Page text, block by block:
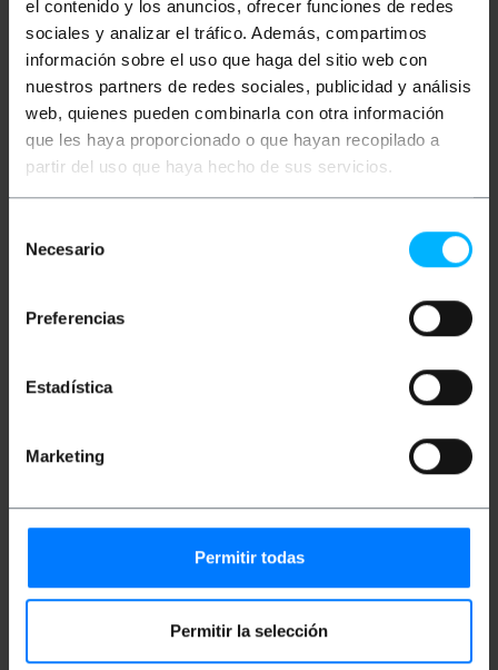
el contenido y los anuncios, ofrecer funciones de redes
sociales y analizar el tráfico. Además, compartimos
información sobre el uso que haga del sitio web con
nuestros partners de redes sociales, publicidad y análisis
web, quienes pueden combinarla con otra información
que les haya proporcionado o que hayan recopilado a
partir del uso que haya hecho de sus servicios.
Necesario
Preferencias
Estadística
Marketing
Permitir todas
Permitir la selección
Ulteriori informazioni
Descrizione
Scatola di superficie per comandi, pulsanti e
Scatola di plastica progettata per essere installata
sulla superficie (muro). Pulsanti e interruttori, per
può configurare la scatola di controllo
dell'automazione, in base alle esigenze di ogni
Specifiche
Pulsanti momentanei di tipo 1NO
Dimensione totale (larghezza x profondità x
Ideale come centri di controllo
gru, tapparelle, macchine, robot, paranchi,